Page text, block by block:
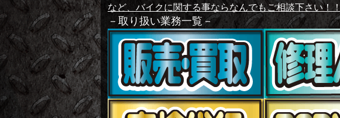
など、バイクに関する事ならなんでもご相談下さい！！
－取り扱い業務一覧－